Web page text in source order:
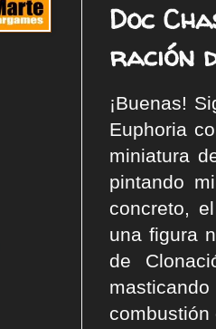
Doc
ración
¡Buenas!
Euphoria
miniatura
pintando
concreto,
una figura
de
combustión